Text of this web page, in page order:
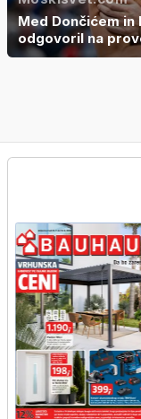
Med Dončićem
odgovoril na